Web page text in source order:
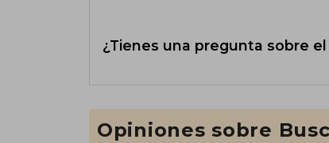
¿Tienes una pregunta sobre el
Opiniones sobre